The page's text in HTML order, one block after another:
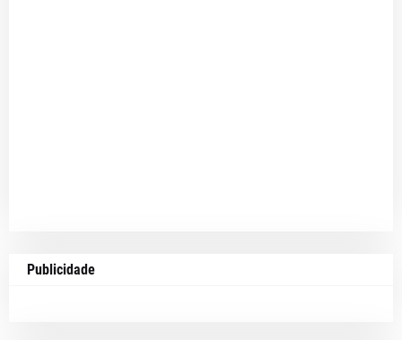
Publicidade